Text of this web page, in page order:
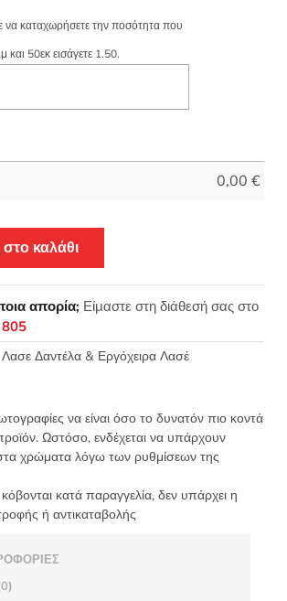
να καταχωρήσετε την ποσότητα που
και 50εκ εισάγετε 1.50.
0,00 €
καλάθι
απορία; Είμαστε στη διάθεσή σας στο
Δαντέλα & Εργόχειρα Λασέ
να είναι όσο το δυνατόν πιο κοντά
Ωστόσο, ενδέχεται να υπάρχουν
χρώματα λόγω των ρυθμίσεων της
κατά παραγγελία, δεν υπάρχει η
ή αντικαταβολής